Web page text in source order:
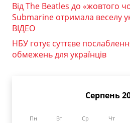
Від The Beatles до «жовтого
Submarine отримала веселу
ВІДЕО
НБУ готує суттєве
обмежень для українців
Серпень
Пн Вт Ср Чт